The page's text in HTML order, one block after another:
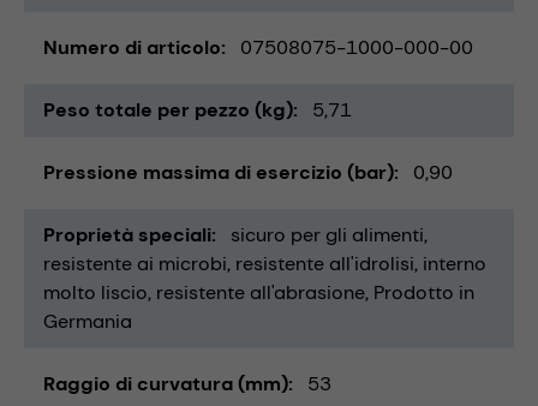
Numero di articolo 07508075-1000-000-00
Peso totale per pezzo (kg) 5,71
Pressione massima di esercizio (bar) 0,90
Proprietà speciali
sicuro per gli alimenti
resistente ai microbi resistente all'idrolisi interno
molto liscio resistente all'abrasione Prodotto in
Germania
Raggio di curvatura (mm) 53